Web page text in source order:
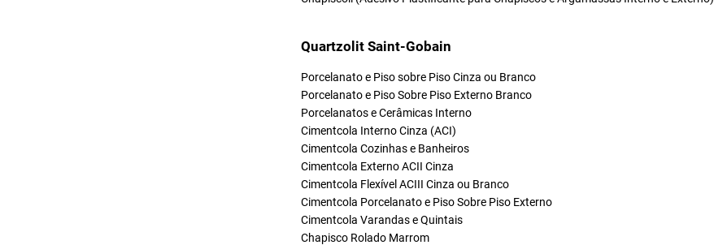
Quartzolit Saint-Gobain
Porcelanato e Piso sobre Piso Cinza ou Branco
Porcelanato e Piso Sobre Piso Externo Branco
Porcelanatos e Cerâmicas Interno
Cimentcola Interno Cinza (ACI)
Cimentcola Cozinhas e Banheiros
Cimentcola Externo ACII Cinza
Cimentcola Flexível ACIII Cinza ou Branco
Cimentcola Porcelanato e Piso Sobre Piso Externo
Cimentcola Varandas e Quintais
Chapisco Rolado Marrom